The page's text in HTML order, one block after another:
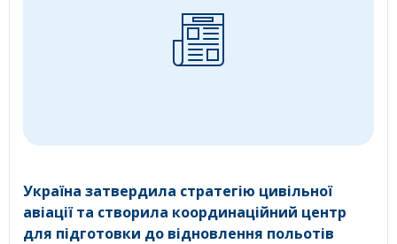
Україна затвердила стратегію цивільної
авіації та створила координаційний центр
для підготовки до відновлення польотів